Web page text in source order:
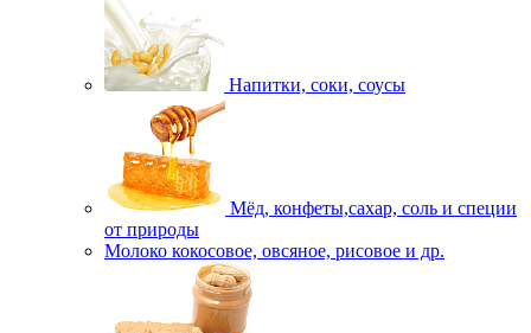
Напитки, соки, соусы
Мёд, конфеты,сахар, соль и специи
от природы
Молоко кокосовое, овсяное, рисовое и др.